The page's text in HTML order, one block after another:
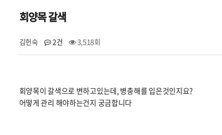
회양목 갈색
김헌숙 2건 3,518회
회양목이 갈색으로 변하고있는데, 병충해를 입은것인지요?
어떻게 관리 해야하는건지 궁금합니다